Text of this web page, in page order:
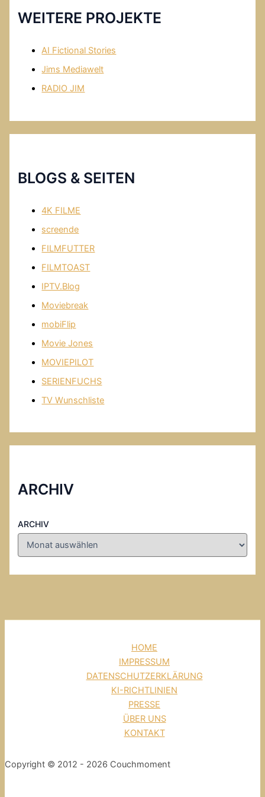
WEITERE PROJEKTE
AI Fictional Stories
Jims Mediawelt
RADIO JIM
BLOGS & SEITEN
4K FILME
screende
FILMFUTTER
FILMTOAST
IPTV.Blog
Moviebreak
mobiFlip
Movie Jones
MOVIEPILOT
SERIENFUCHS
TV Wunschliste
ARCHIV
ARCHIV
HOME
IMPRESSUM
DATENSCHUTZERKLÄRUNG
KI-RICHTLINIEN
PRESSE
ÜBER UNS
KONTAKT
Copyright © 2012 - 2026 Couchmoment